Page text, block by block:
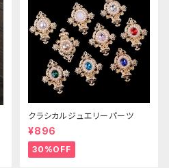
クラシカルジュエリーパーツ
¥896
30%OFF